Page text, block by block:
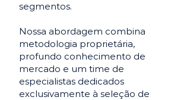
segmentos.
Nossa abordagem combina
metodologia proprietária,
profundo conhecimento de
mercado e um time de
especialistas dedicados
exclusivamente à seleção de